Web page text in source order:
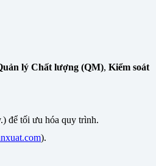
lý Chất lượng (QM), Kiểm soát
để tối ưu hóa quy trình.
).